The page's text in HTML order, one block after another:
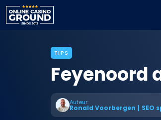
TIPS
Feyenoord
Auteur:
Ronald Voorbergen | SEO